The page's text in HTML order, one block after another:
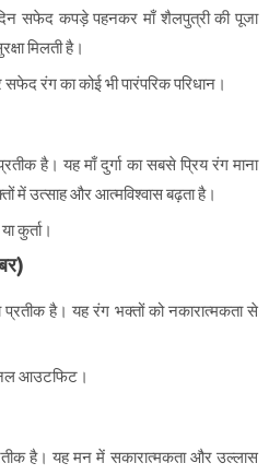
सफेद कपड़े पहनकर माँ शैलपुत्री की पूजा
मिलती है।
सफेद रंग का कोई भी पारंपरिक परिधान।
है। यह माँ दुर्गा का सबसे प्रिय रंग माना
में उत्साह और आत्मविश्वास बढ़ता है।
कुर्ता।
प्रतीक है। यह रंग भक्तों को नकारात्मकता से
आउटफिट।
है। यह मन में सकारात्मकता और उल्लास